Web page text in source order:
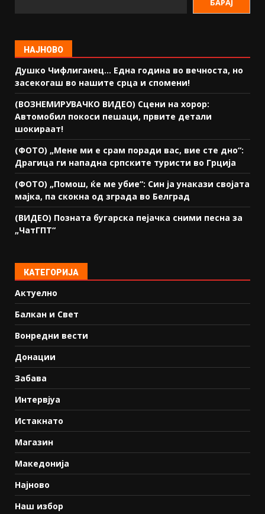
НАЈНОВО
Душко Чифлиганец… Eдна година во вечноста, но
засекогаш во нашите срца и спомени!
(ВОЗНЕМИРУВАЧКО ВИДЕО) Сцени на хорор:
Автомобил покоси пешаци, првите детали
шокираат!
(ФОТО) „Мене ми е срам поради вас, вие сте дно“:
Драгица ги нападна српските туристи во Грција
(ФОТО) „Помош, ќе ме убие“: Син ја унакази својата
мајка, па скокна од зграда во Белград
(ВИДЕО) Позната бугарска пејачка сними песна за
„ЧатГПТ“
КАТЕГОРИЈА
Актуелно
Балкан и Свет
Вонредни вести
Донации
Забава
Интервјуа
Истакнато
Магазин
Македонија
Најново
Наш избор